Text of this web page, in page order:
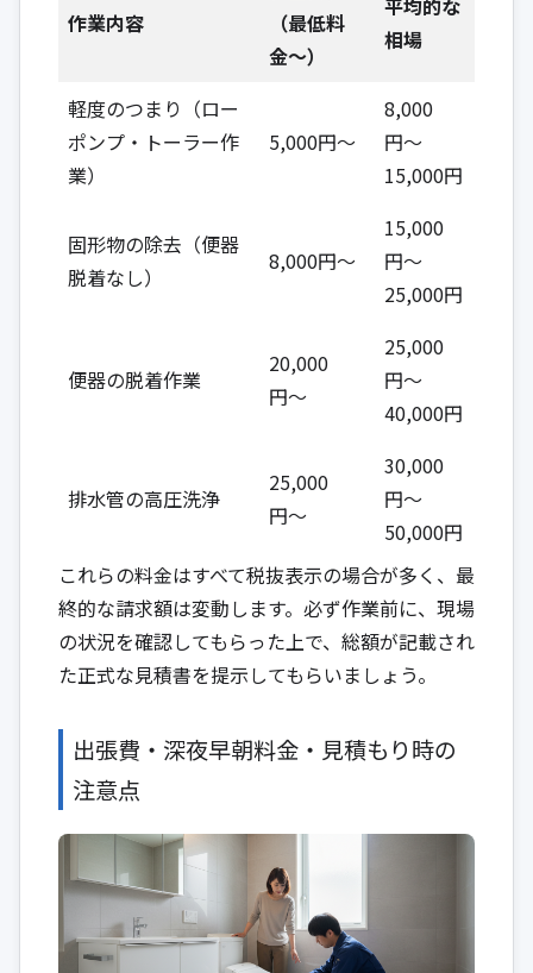
作業内容
（最低料
金〜）
相場
軽度のつまり（ロー
ポンプ・トーラー作
業）
5,000円〜
8,000
円〜
15,000円
固形物の除去（便器
脱着なし）
8,000円〜
15,000
円〜
25,000円
便器の脱着作業
20,000
円〜
25,000
円〜
40,000円
排水管の高圧洗浄
25,000
円〜
30,000
円〜
50,000円
これらの料金はすべて税抜表示の場合が多く、最
終的な請求額は変動します。必ず作業前に、現場
の状況を確認してもらった上で、総額が記載され
た正式な見積書を提示してもらいましょう。
出張費・深夜早朝料金・見積もり時の
注意点